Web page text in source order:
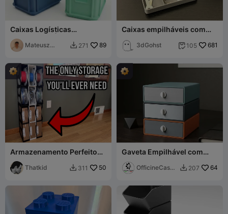
Caixas Logísticas
Empilháveis | 3 Tamanhos
Mateusz
 271 89
Caixas empilháveis com
3dGohst  105 681
Armazenamento Perfeito
de Filamento
Thatkid  311 50
Gaveta Empilhável com
Trava Giratória
OfficineCaspe
 207 64